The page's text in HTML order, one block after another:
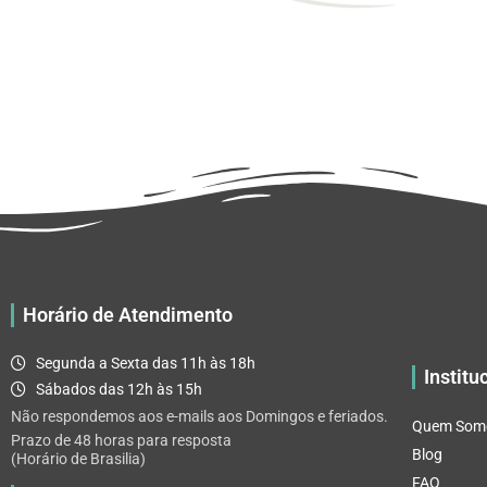
Horário de Atendimento
Segunda a Sexta das 11h às 18h
Sábados das 12h às 15h
Não respondemos aos e-mails aos Domingos e feriados.
Prazo de 48 horas para resposta
(Horário de Brasilia)
Quem
Blog
FAQ